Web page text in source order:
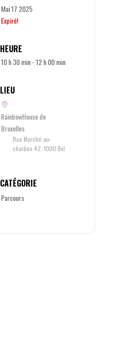
Mai 17 2025
Expiré!
HEURE
10 h 30 min - 12 h 00 min
LIEU
RainbowHouse de
Bruxelles
Rue Marché-au-
charbon 42, 1000 Bxl
CATÉGORIE
Parcours